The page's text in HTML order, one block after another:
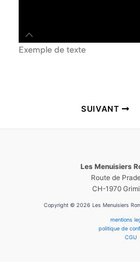
Exemple de texte
SUIVANT
Les Menuisiers
Route de
CH-1970
Copyright © 2026 Les Menuisiers
mentions
politique de
CGU